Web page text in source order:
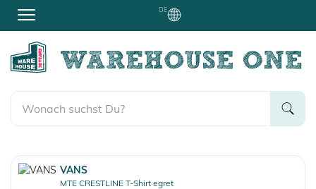
DE
VANS
MTE CRESTLINE T-Shirt egret